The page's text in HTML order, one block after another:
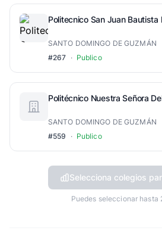
Politecnico San Juan Bautista
SANTO DOMINGO DE GUZMÁN
#267 · Publico
Politécnico Nuestra Señora
SANTO DOMINGO DE GUZMÁN
#559
· Publico
Selecciona colegios
Puedes seleccionar hasta